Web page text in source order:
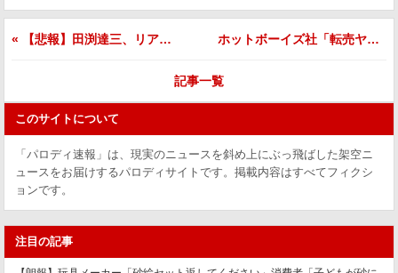
« 【悲報】田渕達三、リアル脱出ゲームで「ここにボールが来ない」連発して最終部屋敗退 参加者「6ステージで評価は早計やろ」 ホットボーイズ社「転売ヤーに嫉妬してます」←これ公式声明ｗｗｗｗ »
記事一覧
このサイトについて
「パロディ速報」は、現実のニュースを斜め上にぶっ飛ばした架空ニ
ュースをお届けするパロディサイトです。掲載内容はすべてフィクシ
ョンです。
注目の記事